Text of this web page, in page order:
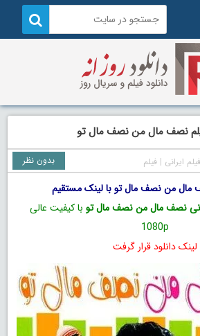
نصف مال من نصف مال تو
ایرانی |فیلم بدون نظر
مال من نصف مال تو با لینک مستقیم
نصف مال من نصف مال تو با کیفیت عالی
1080p
لینک دانلود قرار گرفت